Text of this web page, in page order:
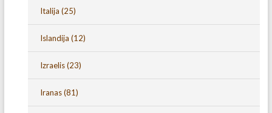
Italija (25)
Islandija (12)
Izraelis(23)
Iranas(81)